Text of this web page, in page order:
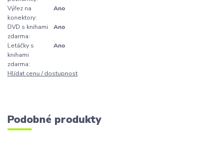
Výřez na
konektory:
Ano
DVD s knihami
zdarma:
Ano
Letáčky s
knihami
zdarma:
Ano
Hlídat cenu / dostupnost
Podobné produkty